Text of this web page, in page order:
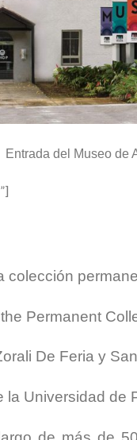
Entrada del Museo de
colección
Permanent
De Feria y
la Universidad de